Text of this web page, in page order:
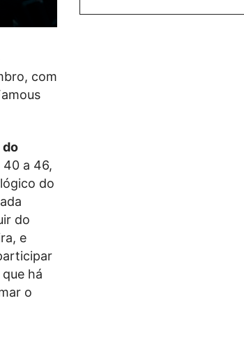
com
do
40 a 46,
do
do
e
há
o